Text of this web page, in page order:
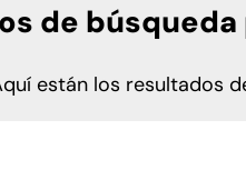
de búsqueda
están los resultados